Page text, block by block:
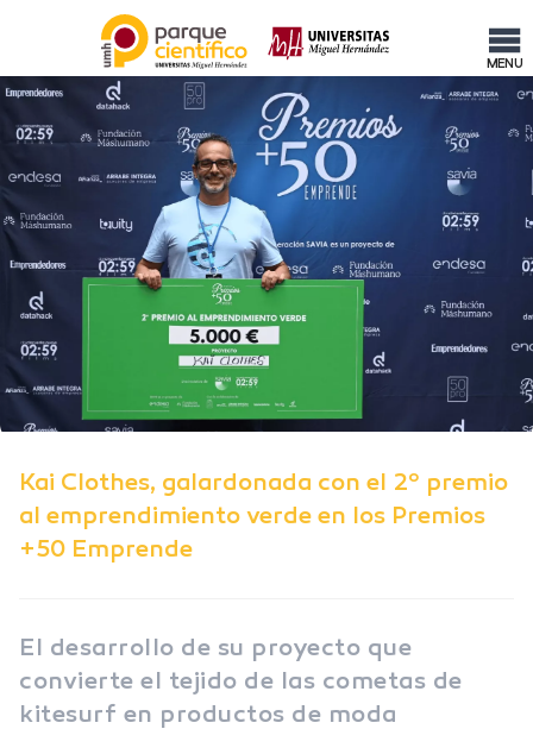
MENU
Kai Clothes, galardonada con el 2º premio
al emprendimiento verde en los Premios
+50 Emprende
El desarrollo de su proyecto que
convierte el tejido de las cometas de
kitesurf en productos de moda